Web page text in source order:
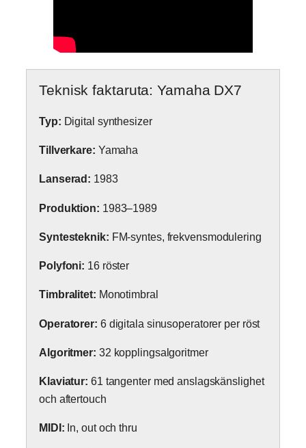
Teknisk faktaruta: Yamaha DX7
Typ: Digital synthesizer
Tillverkare: Yamaha
Lanserad: 1983
Produktion: 1983–1989
Syntesteknik: FM-syntes, frekvensmodulering
Polyfoni: 16 röster
Timbralitet: Monotimbral
Operatorer: 6 digitala sinusoperatorer per röst
Algoritmer: 32 kopplingsalgoritmer
Klaviatur: 61 tangenter med anslagskänslighet
och aftertouch
MIDI: In, out och thru